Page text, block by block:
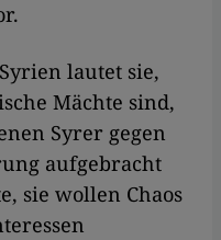
lautet sie,
Mächte sind,
Syrer gegen
aufgebracht
sie wollen Chaos